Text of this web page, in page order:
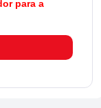
para a